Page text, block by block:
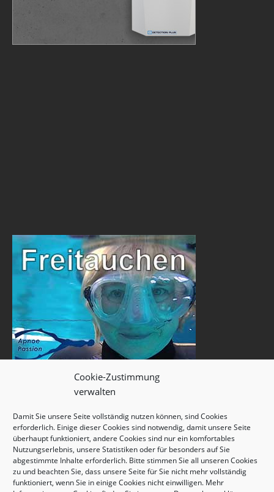
Cookie-Zustimmung
verwalten
Damit Sie unsere Seite vollständig nutzen können, sind Cookies
erforderlich. Einige dieser Cookies sind notwendig, damit unsere Seite
überhaupt funktioniert, andere Cookies sind nur ein komfortables
Nutzungserlebnis, unsere Statistiken oder für besonders auf Sie
abgestimmte Inhalte erforderlich. Bitte stimmen Sie all unseren Cookies
zu und beachten Sie, dass unsere Seite für Sie nicht mehr vollständig
funktioniert, wenn Sie in einige Cookies nicht einwilligen. Mehr